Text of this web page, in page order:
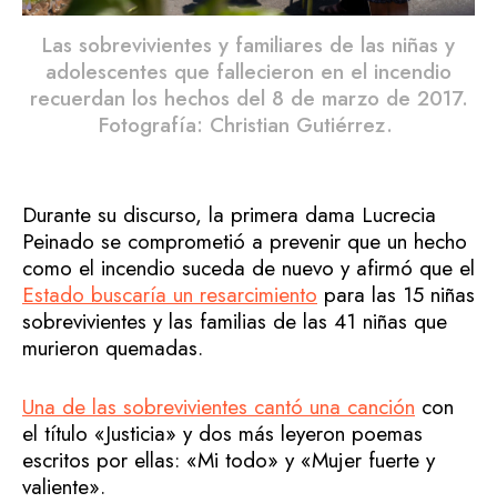
Las sobrevivientes y familiares de las niñas y
adolescentes que fallecieron en el incendio
recuerdan los hechos del 8 de marzo de 2017.
Fotografía: Christian Gutiérrez.
Durante su discurso, la primera dama Lucrecia
Peinado se comprometió a prevenir que un hecho
como el incendio suceda de nuevo y afirmó que el
Estado buscaría un resarcimiento para las 15 niñas
sobrevivientes y las familias de las 41 niñas que
murieron quemadas.
Una de las sobrevivientes cantó una canción con
el título «Justicia» y dos más leyeron poemas
escritos por ellas: «Mi todo» y «Mujer fuerte y
valiente».